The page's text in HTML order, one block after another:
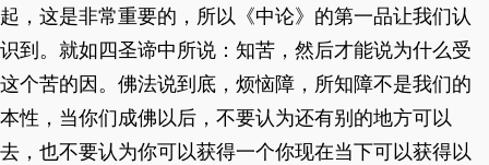
起，这是非常重要的，所以《中论》的第一品让我们认
识到。就如四圣谛中所说：知苦，然后才能说为什么受
这个苦的因。佛法说到底，烦恼障，所知障不是我们的
本性，当你们成佛以后，不要认为还有别的地方可以
去，也不要认为你可以获得一个你现在当下可以获得以